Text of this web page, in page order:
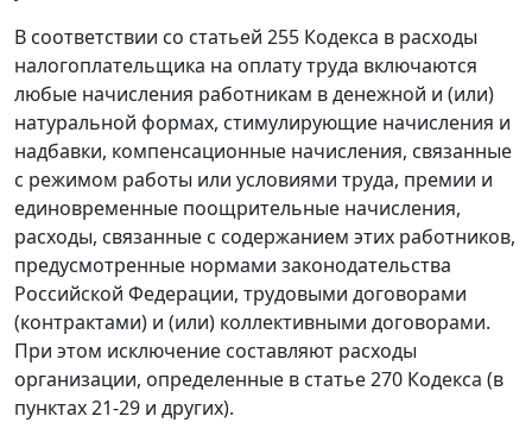
В соответствии со статьей 255 Кодекса в расходы
налогоплательщика на оплату труда включаются
любые начисления работникам в денежной и (или)
натуральной формах, стимулирующие начисления и
надбавки, компенсационные начисления, связанные
с режимом работы или условиями труда, премии и
единовременные поощрительные начисления,
расходы, связанные с содержанием этих работников,
предусмотренные нормами законодательства
Российской Федерации, трудовыми договорами
(контрактами) и (или) коллективными договорами.
При этом исключение составляют расходы
организации, определенные в статье 270 Кодекса (в
пунктах 21-29 и других).